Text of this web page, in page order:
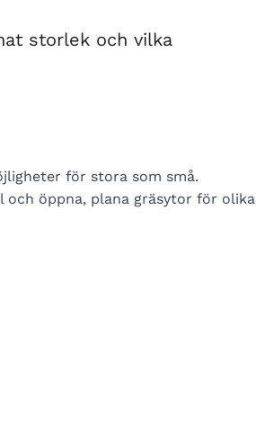
storlek och vilka
för stora som små.
och öppna, plana gräsytor för olika